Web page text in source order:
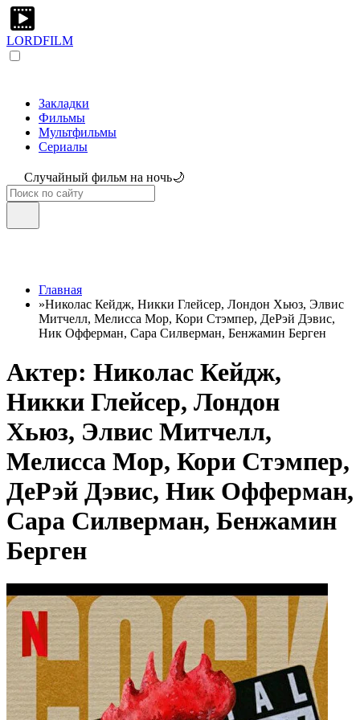
LORDFILM
Закладки
Фильмы
Мультфильмы
Сериалы
Случайный фильм на ночь🌙
Главная
»Николас Кейдж, Никки Глейсер, Лондон Хьюз, Элвис
Митчелл, Мелисса Мор, Кори Стэмпер, ДеРэй Дэвис,
Ник Офферман, Сара Силверман, Бенжамин Берген
Актер: Николас Кейдж,
Никки Глейсер, Лондон
Хьюз, Элвис Митчелл,
Мелисса Мор, Кори Стэмпер,
ДеРэй Дэвис, Ник Офферман,
Сара Силверман, Бенжамин
Берген